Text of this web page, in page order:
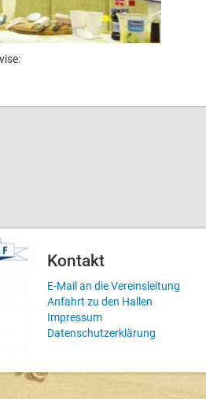
Kontakt
E-Mail an die Vereinsleitung
Anfahrt zu den Hallen
Impressum
Datenschutzerklärung